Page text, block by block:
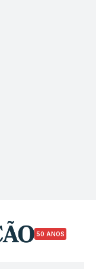
50 ANOS